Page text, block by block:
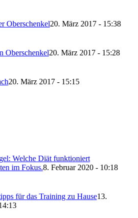
Oberschenkel20. März 2017 - 15:38
Oberschenkel20. März 2017 - 15:28
20. März 2017 - 15:15
Welche Diät funktioniert
im Fokus.8. Februar 2020 - 10:18
für das Training zu Hause13.